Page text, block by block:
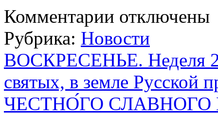
Комментарии записи
Седмица
3-
я
по
Пятидесятнице
СЛАВНЫХ
И
ВСЕХВАЛЬНЫХ
ПЕРВОВЕРХОВНЫХ
отключены
Рубрика: Новости
ВОСКРЕСЕНЬЕ. Неделя
святых, в земле
ЧЕСТНО́ГО СЛАВНОГО